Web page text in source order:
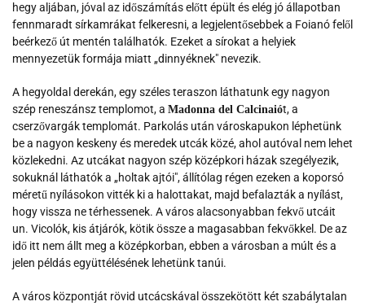
hegy aljában, jóval az időszámítás előtt épült és elég jó állapotban
fennmaradt sírkamrákat felkeresni, a legjelentősebbek a Foianó felől
beérkező út mentén találhatók. Ezeket a sírokat a helyiek
mennyezetük formája miatt „dinnyéknek" nevezik.
A hegyoldal derekán, egy széles teraszon láthatunk egy nagyon
szép reneszánsz templomot, a Madonna del Calcinaiót, a
cserzővargák templomát. Parkolás után városkapukon léphetünk
be a nagyon keskeny és meredek utcák közé, ahol autóval nem lehet
közlekedni. Az utcákat nagyon szép középkori házak szegélyezik,
sokuknál láthatók a „holtak ajtói", állítólag régen ezeken a koporsó
méretű nyílásokon vitték ki a halottakat, majd befalazták a nyílást,
hogy vissza ne térhessenek. A város alacsonyabban fekvő utcáit
un. Vicolók, kis átjárók, kötik össze a magasabban fekvőkkel. De az
idő itt nem állt meg a középkorban, ebben a városban a múlt és a
jelen példás együttélésének lehetünk tanúi.
A város központját rövid utcácskával összekötött két szabálytalan